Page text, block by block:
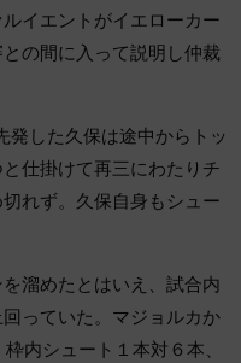
イエントがイエローカー
の間に入って説明し仲裁
した久保は途中からトッ
仕掛けて再三にわたりチ
れず。久保自身もシュー
溜めたとはいえ、試合内
っていた。マジョルカか
内シュート１本対６本、